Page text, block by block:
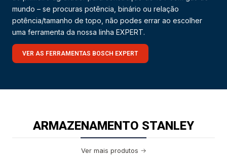
mundo – se procuras potência, binário ou relação
potência/tamanho de topo, não podes errar ao escolher
uma ferramenta da nossa linha EXPERT.
VER AS FERRAMENTAS BOSCH EXPERT
ARMAZENAMENTO STANLEY
Ver mais produtos